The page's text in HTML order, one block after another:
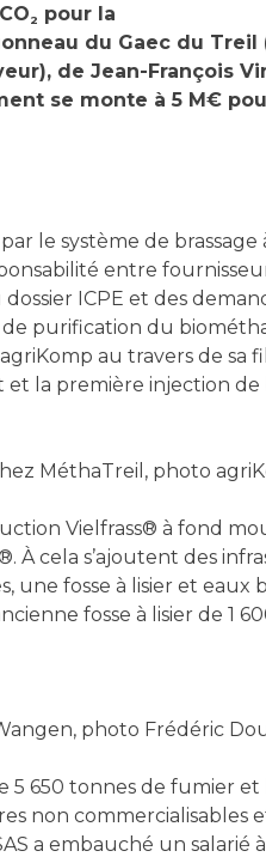
2
pour la
du Gaec du
de Jean-François
se monte à 5 M€
le système de
entre
ICPE et des
purification du
au travers de sa
la première injection
MéthaTreil, photo
Vielfrass® à fond
À cela s’ajoutent des
fosse à lisier et eaux
fosse à lisier de 1
photo Frédéric
650 tonnes de fumier et
non commercialisables
a embauché un